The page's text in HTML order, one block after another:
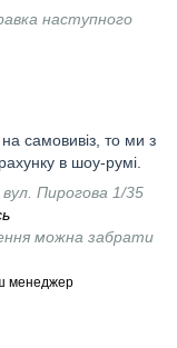
наступного
самовивіз, то ми з
в шоу-румі.
Пирогова 1/35
можна забрати
менеджер